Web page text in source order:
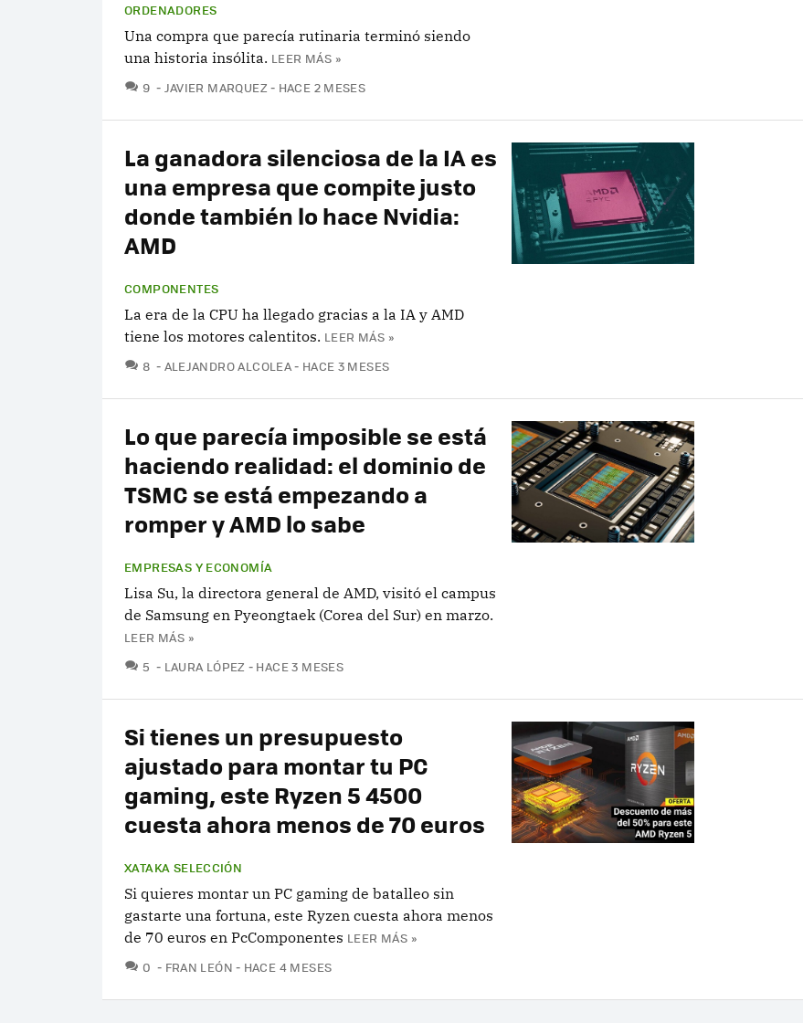
ORDENADORES
Una compra que parecía rutinaria terminó siendo
una historia insólita. LEER MÁS »
9 COMENTARIOS
JAVIER MARQUEZ HACE 2 MESES
La ganadora silenciosa de la IA es
una empresa que compite justo
donde también lo hace Nvidia:
AMD
COMPONENTES
La era de la CPU ha llegado gracias a la IA y AMD
tiene los motores calentitos. LEER MÁS »
8 COMENTARIOS
ALEJANDRO ALCOLEA HACE 3 MESES
Lo que parecía imposible se está
haciendo realidad: el dominio de
TSMC se está empezando a
romper y AMD lo sabe
EMPRESAS Y ECONOMÍA
Lisa Su, la directora general de AMD, visitó el campus
de Samsung en Pyeongtaek (Corea del Sur) en marzo.
LEER MÁS »
5 COMENTARIOS
LAURA LÓPEZ HACE 3 MESES
Si tienes un presupuesto
ajustado para montar tu PC
gaming, este Ryzen 5 4500
cuesta ahora menos de 70 euros
XATAKA SELECCIÓN
Si quieres montar un PC gaming de batalleo sin
gastarte una fortuna, este Ryzen cuesta ahora menos
de 70 euros en PcComponentes LEER MÁS »
0 COMENTARIOS
FRAN LEÓN HACE 4 MESES